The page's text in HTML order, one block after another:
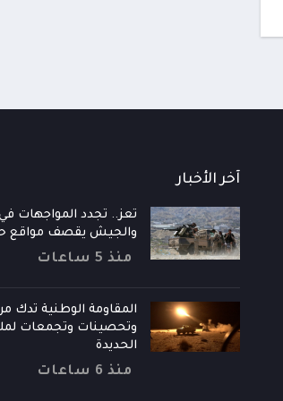
آخر الأخبار
تعز.. تجدد المواجهات
والجيش يقصف مواقع
منذ 5 ساعات
المقاومة الوطنية تدك
وتحصينات وتجمعات
الحديدة
منذ 6 ساعات